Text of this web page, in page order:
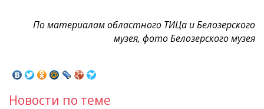
По материалам областного ТИЦа и Белозерского
музея, фото Белозерского музея
Новости по теме